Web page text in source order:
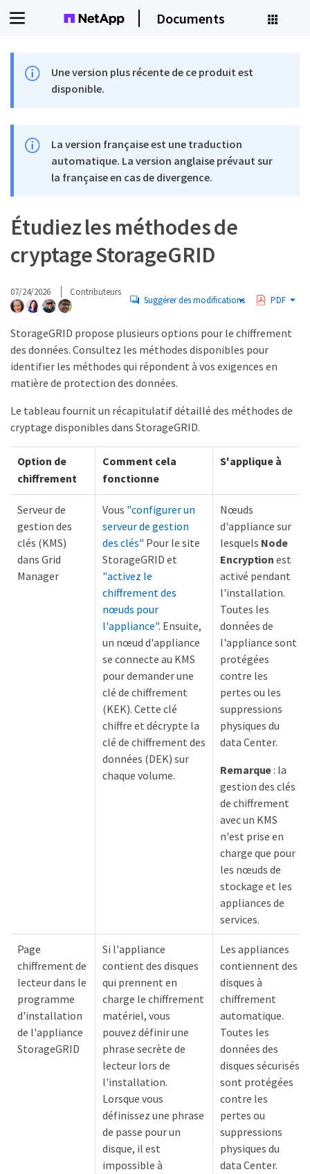
Documents
Une version plus récente de ce produit est
disponible.
La version française est une traduction
automatique. La version anglaise prévaut sur
la française en cas de divergence.
Étudiez les méthodes de
cryptage StorageGRID
07/24/2026 Contributeurs
Suggérer des modifications PDF
StorageGRID propose plusieurs options pour le chiffrement
des données. Consultez les méthodes disponibles pour
identifier les méthodes qui répondent à vos exigences en
matière de protection des données.
Le tableau fournit un récapitulatif détaillé des méthodes de
cryptage disponibles dans StorageGRID.
Option de
chiffrement
Comment cela
fonctionne
S'applique à
Serveur de
gestion des
clés (KMS)
dans Grid
Manager
Vous "configurer un
serveur de gestion
des clés" Pour le site
StorageGRID et
"activez le
chiffrement des
nœuds pour
l'appliance". Ensuite,
un nœud d'appliance
se connecte au KMS
pour demander une
clé de chiffrement
(KEK). Cette clé
chiffre et décrypte la
clé de chiffrement des
données (DEK) sur
chaque volume.
Nœuds
d'appliance sur
lesquels Node
Encryption est
activé pendant
l'installation.
Toutes les
données de
l'appliance sont
protégées
contre les
pertes ou les
suppressions
physiques du
data Center.
Remarque: la
gestion des clés
de chiffrement
avec un KMS
n'est prise en
charge que pour
les nœuds de
stockage et les
appliances de
services.
Page
chiffrement de
lecteur dans le
programme
d'installation
de l'appliance
StorageGRID
Si l'appliance
contient des disques
qui prennent en
charge le chiffrement
matériel, vous
pouvez définir une
phrase secrète de
lecteur lors de
l'installation.
Lorsque vous
définissez une phrase
de passe pour un
disque, il est
impossible à
Les appliances
contiennent des
disques à
chiffrement
automatique.
Toutes les
données des
disques sécurisés
sont protégées
contre les
pertes ou
suppressions
physiques du
data Center.